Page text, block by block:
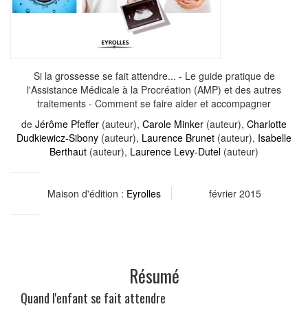
Si la grossesse se fait attendre... - Le guide pratique de
l'Assistance Médicale à la Procréation (AMP) et des autres
traitements - Comment se faire aider et accompagner
de Jérôme Pfeffer (auteur), Carole Minker (auteur), Charlotte
Dudkiewicz-Sibony (auteur), Laurence Brunet (auteur), Isabelle
Berthaut (auteur), Laurence Levy-Dutel (auteur)
Maison d'édition : Eyrolles février 2015
Résumé
Quand l'enfant se fait attendre